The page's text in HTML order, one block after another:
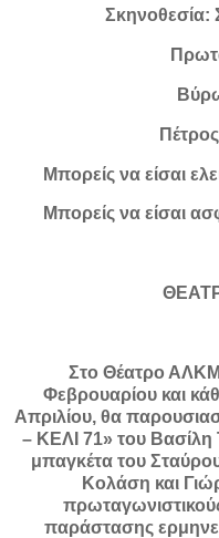
Σκηνοθεσία:
Μπορείς να είσαι
Μπορείς να είσαι
Στο Θέατρο
Φεβρουαρίου και
Απριλίου, θα
– ΚΕΛΙ 71» του Βασίλη
μπαγκέτα του
Κολάση και
παράστασης